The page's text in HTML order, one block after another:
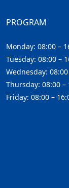
PROGRAM
Monday: 08:00 –
Tuesday: 08:00 –
Wednesday:
Thursday: 08:00 –
Friday: 08:00 –